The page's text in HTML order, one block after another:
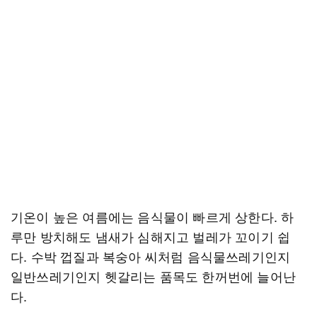
기온이 높은 여름에는 음식물이 빠르게 상한다. 하
루만 방치해도 냄새가 심해지고 벌레가 꼬이기 쉽
다. 수박 껍질과 복숭아 씨처럼 음식물쓰레기인지
일반쓰레기인지 헷갈리는 품목도 한꺼번에 늘어난
다.